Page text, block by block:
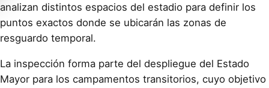
analizan distintos espacios del estadio para definir los
puntos exactos donde se ubicarán las zonas de
resguardo temporal.
La inspección forma parte del despliegue del Estado
Mayor para los campamentos transitorios, cuyo objetivo